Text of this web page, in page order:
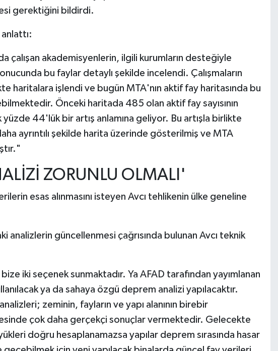
gerektiğini bildirdi.
çalışan akademisyenlerin, ilgili kurumların desteğiyle
bu faylar detaylı şekilde incelendi. Çalışmaların
haritalara işlendi ve bugün MTA'nın aktif fay haritasında bu
Önceki haritada 485 olan aktif fay sayısının
yüzde 44'lük bir artış anlamına geliyor. Bu artışla birlikte
ayrıntılı şekilde harita üzerinde gösterilmiş ve MTA
ZORUNLU OLMALI'
esas alınmasını isteyen Avcı tehlikenin ülke geneline
analizlerin güncellenmesi çağrısında bulunan Avcı teknik
iki seçenek sunmaktadır. Ya AFAD tarafından yayımlanan
ya da sahaya özgü deprem analizi yapılacaktır.
zeminin, fayların ve yapı alanının birebir
çok daha gerçekçi sonuçlar vermektedir. Gelecekte
doğru hesaplanamazsa yapılar deprem sırasında hasar